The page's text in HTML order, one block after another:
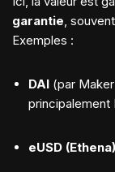
garantie,
Exemples :
DAI (par
principalement
eUSD (Ethena)